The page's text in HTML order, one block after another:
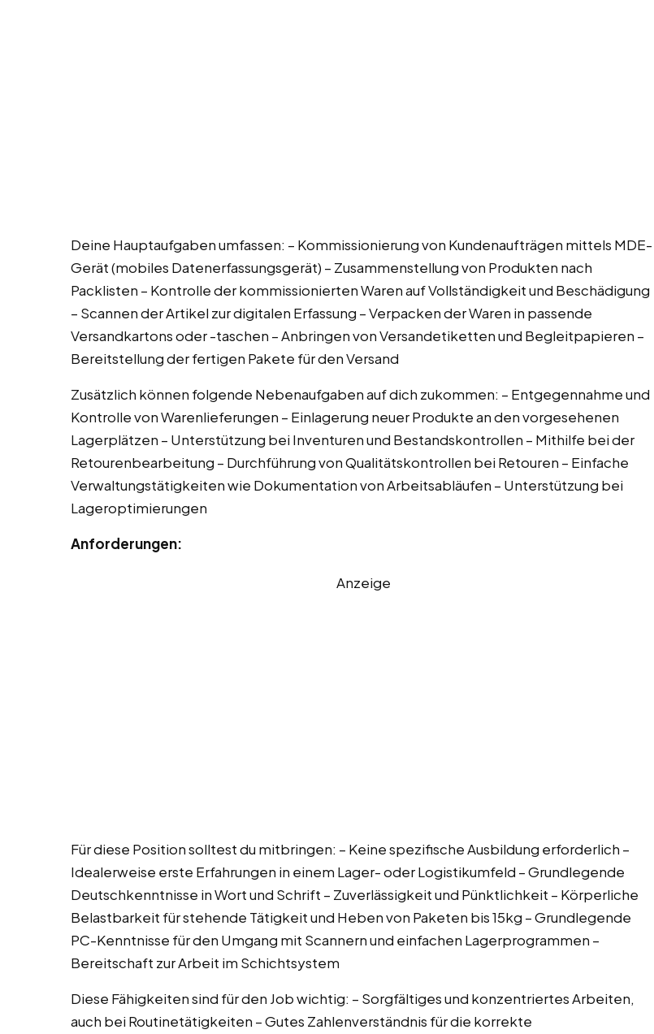
Deine Hauptaufgaben umfassen: – Kommissionierung von Kundenaufträgen mittels MDE-
Gerät (mobiles Datenerfassungsgerät) – Zusammenstellung von Produkten nach
Packlisten – Kontrolle der kommissionierten Waren auf Vollständigkeit und Beschädigung
– Scannen der Artikel zur digitalen Erfassung – Verpacken der Waren in passende
Versandkartons oder -taschen – Anbringen von Versandetiketten und Begleitpapieren –
Bereitstellung der fertigen Pakete für den Versand
Zusätzlich können folgende Nebenaufgaben auf dich zukommen: – Entgegennahme und
Kontrolle von Warenlieferungen – Einlagerung neuer Produkte an den vorgesehenen
Lagerplätzen – Unterstützung bei Inventuren und Bestandskontrollen – Mithilfe bei der
Retourenbearbeitung – Durchführung von Qualitätskontrollen bei Retouren – Einfache
Verwaltungstätigkeiten wie Dokumentation von Arbeitsabläufen – Unterstützung bei
Lageroptimierungen
Anforderungen:
Anzeige
Für diese Position solltest du mitbringen: – Keine spezifische Ausbildung erforderlich –
Idealerweise erste Erfahrungen in einem Lager- oder Logistikumfeld – Grundlegende
Deutschkenntnisse in Wort und Schrift – Zuverlässigkeit und Pünktlichkeit – Körperliche
Belastbarkeit für stehende Tätigkeit und Heben von Paketen bis 15kg – Grundlegende
PC-Kenntnisse für den Umgang mit Scannern und einfachen Lagerprogrammen –
Bereitschaft zur Arbeit im Schichtsystem
Diese Fähigkeiten sind für den Job wichtig: – Sorgfältiges und konzentriertes Arbeiten,
auch bei Routinetätigkeiten – Gutes Zahlenverständnis für die korrekte